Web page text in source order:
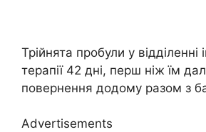
Трійнята пробули у відділенні
терапії 42 дні, перш ніж їм
повернення додому разом з
Advertisements